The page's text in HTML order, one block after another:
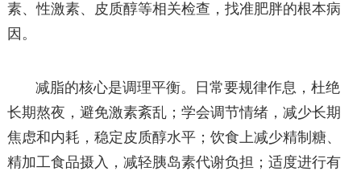
素、性激素、皮质醇等相关检查，找准肥胖的根本病
因。
减脂的核心是调理平衡。日常要规律作息，杜绝
长期熬夜，避免激素紊乱；学会调节情绪，减少长期
焦虑和内耗，稳定皮质醇水平；饮食上减少精制糖、
精加工食品摄入，减轻胰岛素代谢负担；适度进行有